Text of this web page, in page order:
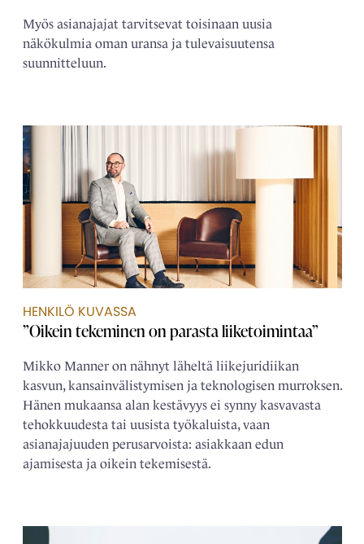
Myös asianajajat tarvitsevat toisinaan uusia
näkökulmia oman uransa ja tulevaisuutensa
suunnitteluun.
HENKILÖ KUVASSA
”Oikein tekeminen on parasta liiketoimintaa”
Mikko Manner on nähnyt läheltä liikejuridiikan
kasvun, kansainvälistymisen ja teknologisen murroksen.
Hänen mukaansa alan kestävyys ei synny kasvavasta
tehokkuudesta tai uusista työkaluista, vaan
asianajajuuden perusarvoista: asiakkaan edun
ajamisesta ja oikein tekemisestä.